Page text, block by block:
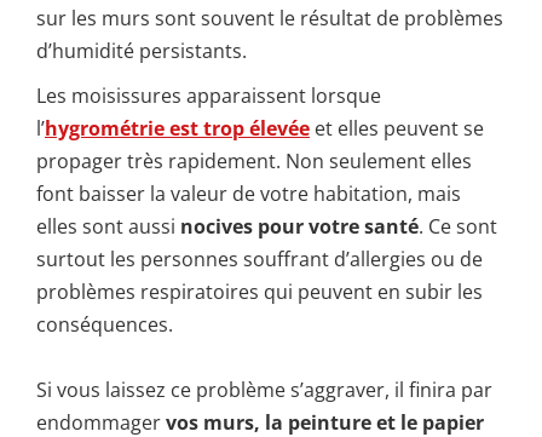
sur les murs sont souvent le résultat de problèmes
d’humidité persistants.
Les moisissures apparaissent lorsque
l’hygrométrie est trop élevée et elles peuvent se
propager très rapidement. Non seulement elles
font baisser la valeur de votre habitation, mais
elles sont aussi nocives pour votre santé. Ce sont
surtout les personnes souffrant d’allergies ou de
problèmes respiratoires qui peuvent en subir les
conséquences.
Si vous laissez ce problème s’aggraver, il finira par
endommagervos murs, la peinture et le papier